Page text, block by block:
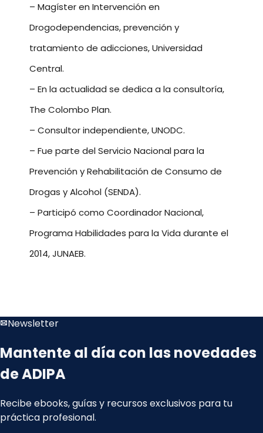
– Magíster en Intervención en
Drogodependencias, prevención y
tratamiento de adicciones, Universidad
Central.
– En la actualidad se dedica a la consultoría,
The Colombo Plan.
– Consultor independiente, UNODC.
– Fue parte del Servicio Nacional para la
Prevención y Rehabilitación de Consumo de
Drogas y Alcohol (SENDA).
– Participó como Coordinador Nacional,
Programa Habilidades para la Vida durante el
2014, JUNAEB.